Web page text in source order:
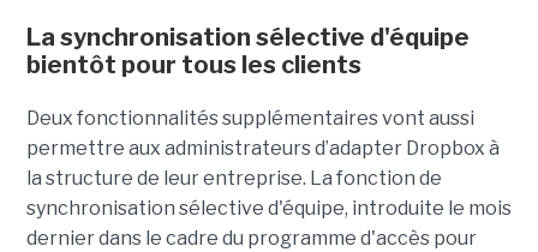
La synchronisation sélective d'équipe
bientôt pour tous les clients
Deux fonctionnalités supplémentaires vont aussi
permettre aux administrateurs d’adapter Dropbox à
la structure de leur entreprise. La fonction de
synchronisation sélective d'équipe, introduite le mois
dernier dans le cadre du programme d'accès pour